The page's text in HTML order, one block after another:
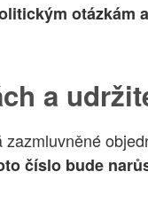
otázkám
a
zazmluvněné
číslo bude